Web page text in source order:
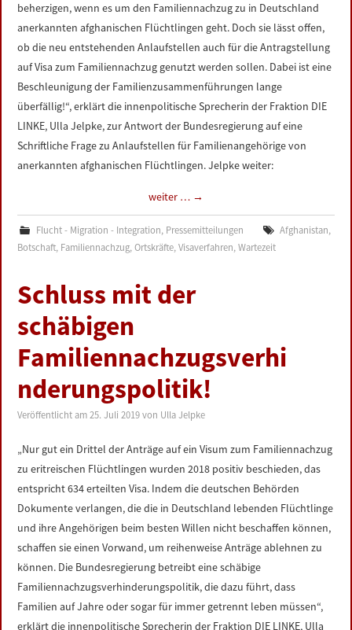
beherzigen, wenn es um den Familiennachzug zu in Deutschland
anerkannten afghanischen Flüchtlingen geht. Doch sie lässt offen,
ob die neu entstehenden Anlaufstellen auch für die Antragstellung
auf Visa zum Familiennachzug genutzt werden sollen. Dabei ist eine
Beschleunigung der Familienzusammenführungen lange
überfällig!“, erklärt die innenpolitische Sprecherin der Fraktion DIE
LINKE, Ulla Jelpke, zur Antwort der Bundesregierung auf eine
Schriftliche Frage zu Anlaufstellen für Familienangehörige von
anerkannten afghanischen Flüchtlingen. Jelpke weiter:
weiter … →
Flucht - Migration - Integration, Pressemitteilungen Afghanistan,
Botschaft, Familiennachzug,Ortskräfte,Visaverfahren,Wartezeit
Schluss mit der
schäbigen
Familiennachzugsverhi
nderungspolitik!
Veröffentlicht am25. Juli 2019 von Ulla Jelpke
„Nur gut ein Drittel der Anträge auf ein Visum zum Familiennachzug
zu eritreischen Flüchtlingen wurden 2018 positiv beschieden, das
entspricht 634 erteilten Visa. Indem die deutschen Behörden
Dokumente verlangen, die die in Deutschland lebenden Flüchtlinge
und ihre Angehörigen beim besten Willen nicht beschaffen können,
schaffen sie einen Vorwand, um reihenweise Anträge ablehnen zu
können. Die Bundesregierung betreibt eine schäbige
Familiennachzugsverhinderungspolitik, die dazu führt, dass
Familien auf Jahre oder sogar für immer getrennt leben müssen“,
erklärt die innenpolitische Sprecherin der Fraktion DIE LINKE, Ulla